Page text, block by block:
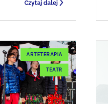
Czytaj dalej
ARTETERAPIA
TEATR